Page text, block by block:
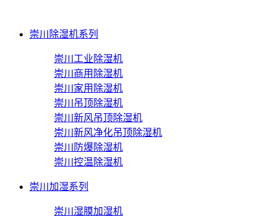
崇川除湿机系列
崇川工业除湿机
崇川商用除湿机
崇川家用除湿机
崇川吊顶除湿机
崇川新风吊顶除湿机
崇川新风净化吊顶除湿机
崇川防爆除湿机
崇川控温除湿机
崇川加湿系列
崇川湿膜加湿机